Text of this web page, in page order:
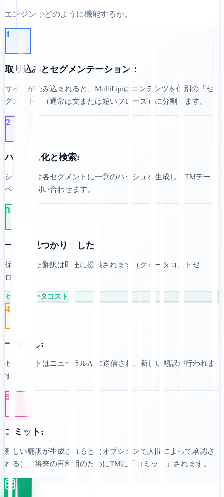
エンジンがどのように機能するか。
1
取り込みとセグメンテーション：
サイトが読み込まれると、MultiLipiはコンテンツを個別の「セ
グメント」（通常は文または短いフレーズ）に分割します。
2
ハッシュ化と検索:
システムは各セグメントに一意のハッシュを生成し、TMデータ
ベースに問い合わせます。
3
一致が見つかりました:
保存された翻訳は即座に提供されます（クォータコストゼ
ロ）。
ゼロクォータコスト
4
一致なし:
セグメントはニューラルAIに送信され、新しい翻訳が行われま
す。
5
コミット:
新しい翻訳が生成されると（オプションで人間によって承認さ
れる）、将来の再利用のためにTMに「コミット」されます。